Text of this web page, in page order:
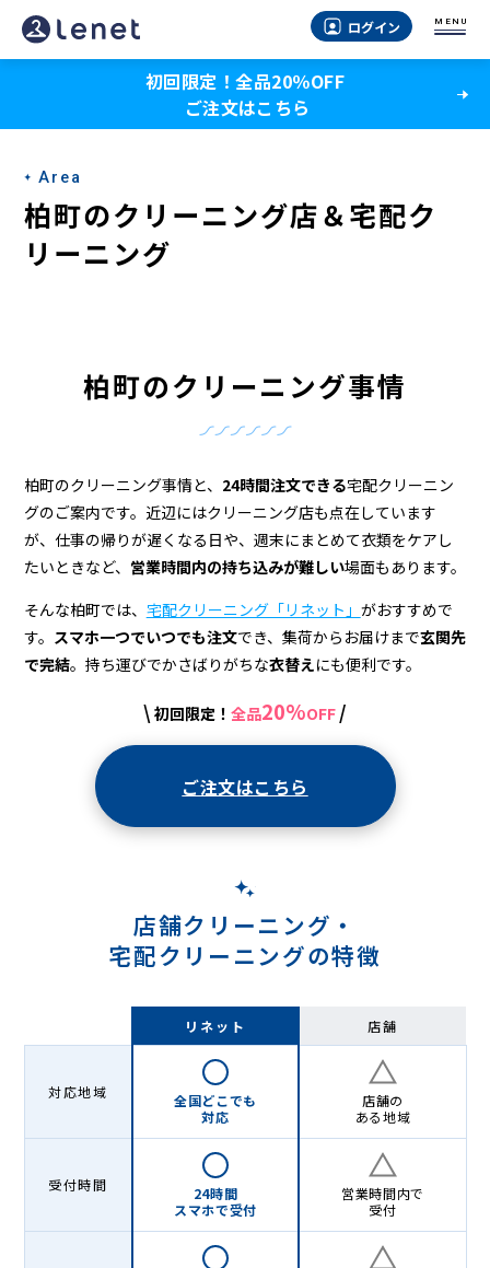
柏
町
ク
リ
ー
配
ク
リ
ー
ニ
ログイン MENU
初回限定！全品20％OFF
ご注文はこちら
Area
柏町のクリーニング店＆宅配ク
リーニング
柏町のクリーニング事情
柏町のクリーニング事情と、 24時間注文できる宅配クリーニン
グのご案内です。近辺にはクリーニング店も点在しています
が、仕事の帰りが遅くなる日や、週末にまとめて衣類をケアし
たいときなど、 営業時間内の持ち込みが難しい場面もあります。
そんな柏町では、 宅配クリーニング「リネット」 がおすすめで
す。 スマホ一つでいつでも注文でき、集荷からお届けまで玄関先
で完結。持ち運びでかさばりがちな衣替えにも便利です。
\ 初回限定！ 全品20%OFF /
ご注文はこちら
店舗クリーニング・
宅配クリーニングの特徴
リネット 店舗
対応地域
全国どこでも
対応
店舗の
ある地域
受付時間
24時間
スマホで受付
営業時間内で
受付